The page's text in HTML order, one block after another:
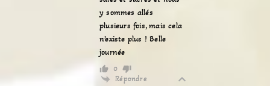
y sommes allés
plusieurs fois, mais cela
n’existe plus ! Belle
journée
0
Répondre